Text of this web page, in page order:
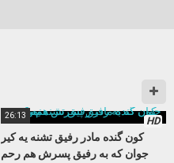
HD
26:13
کون گنده مادر رفیق تشنه یه کیر
جوان که به رفیق پسرش هم رحم